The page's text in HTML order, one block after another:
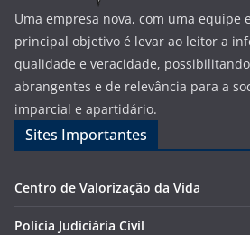
Uma empresa nova, com uma equipe
principal objetivo é levar ao leitor a
qualidade e veracidade,
abrangentes e de relevância para a
imparcial e apartidário.
Sites Importantes
Centro de Valorização da Vida
Polícia Judiciária Civil